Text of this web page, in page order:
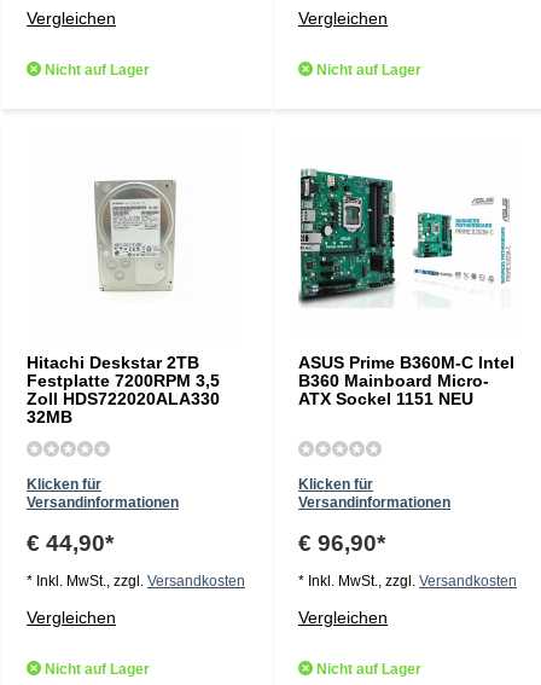
Vergleichen
Nicht auf Lager
Vergleichen
Nicht auf Lager
Hitachi Deskstar 2TB
Festplatte 7200RPM 3,5
Zoll HDS722020ALA330
32MB
Klicken für
Versandinformationen
€ 44,90*
* Inkl. MwSt., zzgl. Versandkosten
Vergleichen
Nicht auf Lager
ASUS Prime B360M-C Intel
B360 Mainboard Micro-
ATX Sockel 1151 NEU
Klicken für
Versandinformationen
€ 96,90*
* Inkl. MwSt., zzgl. Versandkosten
Vergleichen
Nicht auf Lager